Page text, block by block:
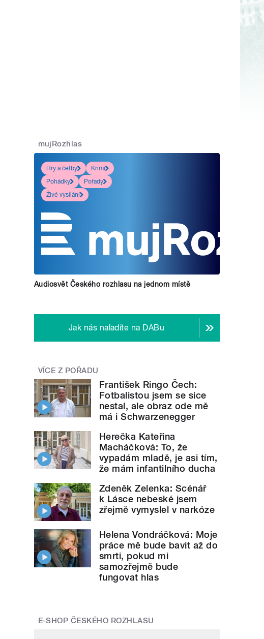
mujRozhlas
Hry a četby
Krimi
Pohádky
Pořady
Živé vysílání
Audiosvět Českého rozhlasu na jednom místě
Jak nás naladíte na DABu
VÍCE Z POŘADU
František Ringo Čech:
Fotbalistou jsem se sice
nestal, ale obraz ode mě
má i Schwarzenegger
Herečka Kateřina
Macháčková: To, že
vypadám mladě, je asi tím,
že mám infantilního ducha
Zdeněk Zelenka: Scénář
k Lásce nebeské jsem
zřejmě vymyslel v narkóze
Helena Vondráčková: Moje
práce mě bude bavit až do
smrti, pokud mi
samozřejmě bude
fungovat hlas
E-SHOP ČESKÉHO ROZHLASU